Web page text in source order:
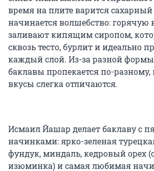
время на плите варится
начинается волшебство: горячую
заливают кипящим сиропом,
сквозь тесто, бурлит и идеально
каждый слой. Из-за разной
баклавы пропекается по-разному,
вкусы слегка отличаются.
Исмаил Йашар делает баклаву с
начинками: ярко-зеленая
фундук, миндаль, кедровый орех
изюминка) и самая любимая